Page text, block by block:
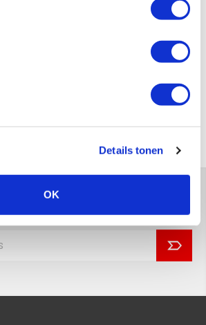
Details tonen
OK